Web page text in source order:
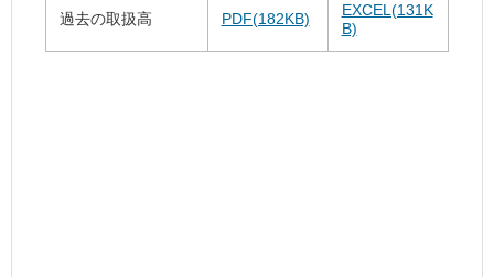
過去の取扱高 PDF(182KB)
EXCEL(131K
B)